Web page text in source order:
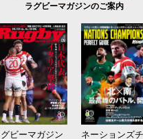
ラグビーマガジンのご案内
ビーマガジン
ネーションズ